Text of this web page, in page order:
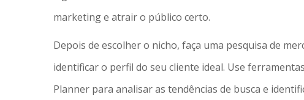
marketing e atrair o público certo.
Depois de escolher o nicho, faça uma pesquisa de
identificar o perfil do seu cliente ideal. Use
Planner para analisar as tendências de busca e